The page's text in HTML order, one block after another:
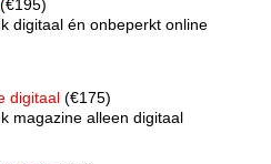
(€195)
digitaal én onbeperkt online
digitaal (€175)
magazine alleen digitaal